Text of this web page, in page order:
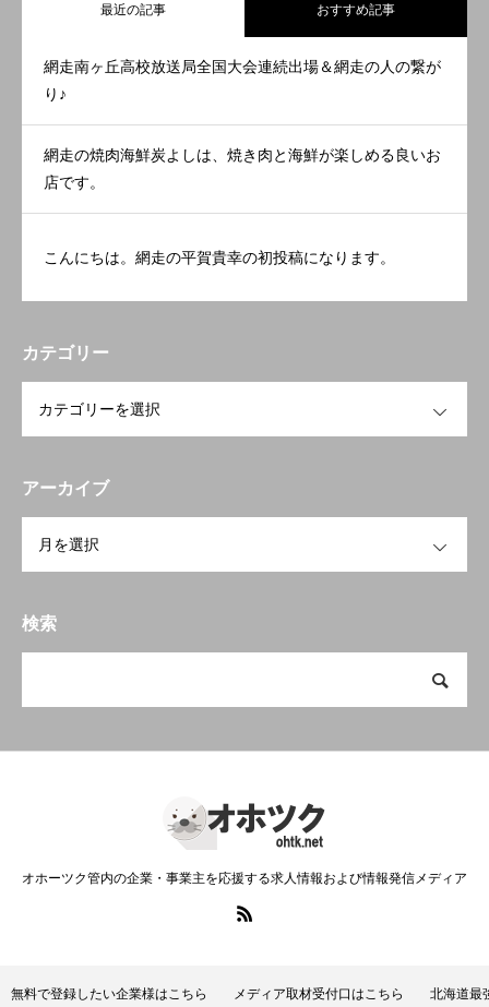
最近の記事 おすすめ記事
網走南ヶ丘高校放送局全国大会連続出場＆網走の人の繋が
り♪
網走の焼肉海鮮炭よしは、焼き肉と海鮮が楽しめる良いお
店です。
こんにちは。網走の平賀貴幸の初投稿になります。
カテゴリー
アーカイブ
検索
オホーツク管内の企業・事業主を応援する求人情報および情報発信メディア
無料で登録したい企業様はこちら メディア取材受付口はこちら 北海道最